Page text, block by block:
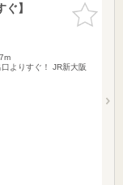
お気に入
りに追加
】
よりすぐ！ JR新大阪